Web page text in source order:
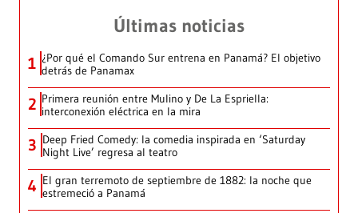
Últimas noticias
1 ¿Por qué el Comando Sur entrena en Panamá? El objetivo
detrás de Panamax
2 Primera reunión entre Mulino y De La Espriella:
interconexión eléctrica en la mira
3 Deep Fried Comedy: la comedia inspirada en ‘Saturday
Night Live’ regresa al teatro
4 El gran terremoto de septiembre de 1882: la noche que
estremeció a Panamá